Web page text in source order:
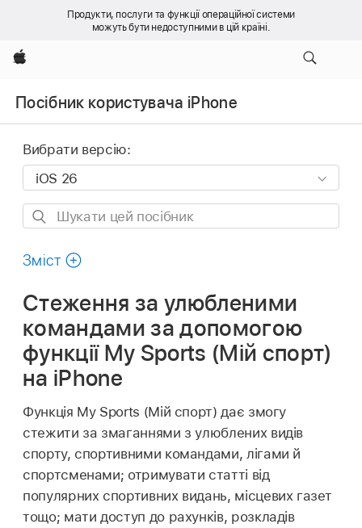
Продукти, послуги та функції операційної системи
можуть бути недоступними в цій країні.
Apple
Посібник користувача iPhone
Вибрати версію:
Шукати
посібник
Зміст
Стеження за улюбленими
командами за допомогою
функції My Sports (Мій спорт)
на iPhone
Функція My Sports (Мій спорт) дає змогу
стежити за змаганнями з улюблених видів
спорту, спортивними командами, лігами й
спортсменами; отримувати статті від
популярних спортивних видань, місцевих газет
тощо; мати доступ до рахунків, розкладів